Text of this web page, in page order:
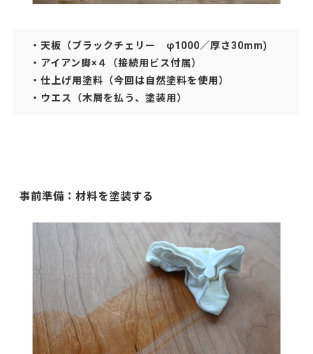
・天板（ブラックチェリー φ1000／厚さ30mm)
・アイアン脚×４（接続用ビス付属）
・仕上げ用塗料（今回は自然塗料を使用）
・ウエス（木屑を払う、塗装用）
事前準備：材料を塗装する